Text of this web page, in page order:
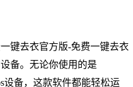
键去衣官方版-免费一键去衣
备。无论你使用的是
设备，这款软件都能轻松运